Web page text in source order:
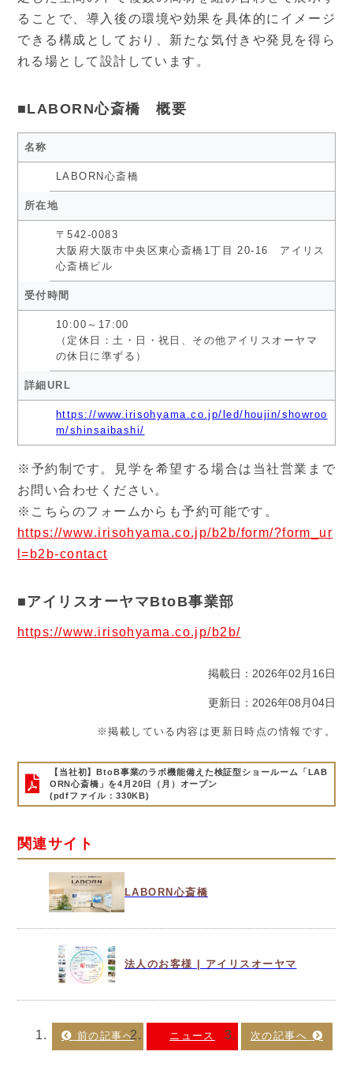
ることで、導入後の環境や効果を具体的にイメージ
できる構成としており、新たな気付きや発見を得ら
れる場として設計しています。
■LABORN心斎橋 概要
名称
LABORN心斎橋
所在地
〒542-0083
大阪府大阪市中央区東心斎橋1丁目 20-16 アイリス
心斎橋ビル
受付時間
10:00～17:00
（定休日：土・日・祝日、その他アイリスオーヤマ
の休日に準ずる）
詳細URL
https://www.irisohyama.co.jp/led/houjin/showroo
m/shinsaibashi/
※予約制です。見学を希望する場合は当社営業まで
お問い合わせください。
※こちらのフォームからも予約可能です。
https://www.irisohyama.co.jp/b2b/form/?form_ur
l=b2b-contact
■アイリスオーヤマBtoB事業部
https://www.irisohyama.co.jp/b2b/
掲載日：2026年02月16日
更新日：2026年08月04日
※掲載している内容は更新日時点の情報です。
【当社初】BtoB事業のラボ機能備えた検証型ショールーム「LAB
ORN心斎橋」を4月20日（月）オープン
(pdfファイル：330KB)
関連サイト
LABORN心斎橋
法人のお客様 | アイリスオーヤマ
ニュース